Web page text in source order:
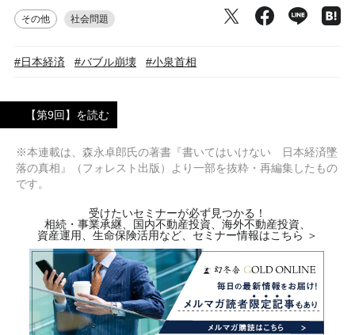
その他 社会問題
#日本経済 #バブル崩壊 #小泉首相
【第9回】を読む
※本連載は、森永卓郎氏の著書『書いてはいけない 日本経済墜
落の真相』（フォレスト出版）より一部を抜粋・再編集したもの
です。
受けたいセミナーが必ず見つかる！
相続・事業承継、国内不動産投資、海外不動産投資、
資産運用、生命保険活用など、セミナー情報はこちら ＞